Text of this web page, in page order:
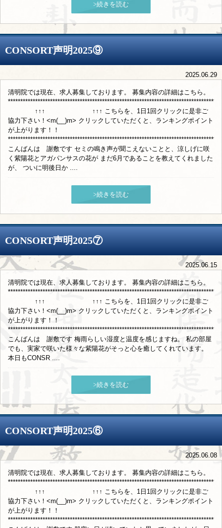
>続きを読む
CONSORT声明2025⑨
2025.06.29
清明院では現在、求人募集しております。 募集内容の詳細はこちら。
↑↑↑ ↑↑↑ こちらを、1日1回クリックに是非ご
協力下さい！<m(__)m> クリックしていただくと、ランキングポイント
が上がります！！
こんばんは 謝敷です セミの鳴き声が聞こえないことと、涼しげに咲
く紫陽花とアガパンサスの花が まだ6月であることを教えてくれました
が、 ついに明後日か ....
>続きを読む
CONSORT声明2025⑦
2025.06.15
清明院では現在、求人募集しております。 募集内容の詳細はこちら。
↑↑↑ ↑↑↑ こちらを、1日1回クリックに是非ご
協力下さい！<m(__)m> クリックしていただくと、ランキングポイント
が上がります！！
こんばんは 謝敷です 梅雨らしい湿度と温度を感じますね。 私の部屋
でも、実家で咲いた様々な紫陽花がそっと心を癒してくれています。
本日もCONSR ....
>続きを読む
CONSORT声明2025⑥
2025.06.08
清明院では現在、求人募集しております。 募集内容の詳細はこちら。
↑↑↑ ↑↑↑ こちらを、1日1回クリックに是非ご
協力下さい！<m(__)m> クリックしていただくと、ランキングポイント
が上がります！！